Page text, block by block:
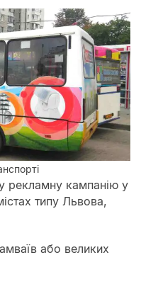
рекламну кампанію у
типу Львова,
або великих